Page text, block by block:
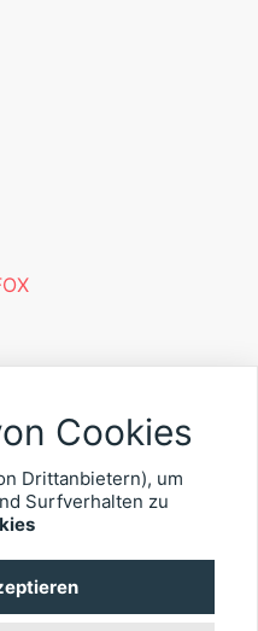
Cookies
Drittanbietern), um
Surfverhalten zu